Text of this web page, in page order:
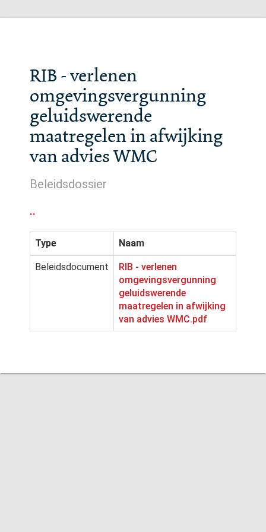
RIB - verlenen
omgevingsvergunning
geluidswerende
maatregelen in afwijking
van advies WMC
Beleidsdossier
..
Type Naam
Beleidsdocument
RIB - verlenen
omgevingsvergunning
geluidswerende
maatregelen in afwijking
van advies WMC.pdf